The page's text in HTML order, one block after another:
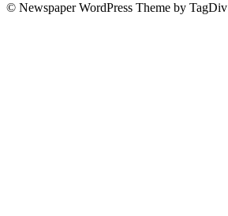
© Newspaper WordPress Theme by TagDiv